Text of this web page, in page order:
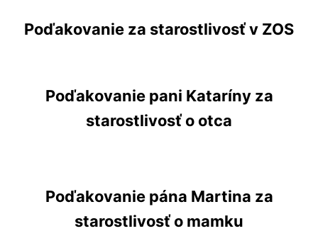
Poďakovanie za starostlivosť v ZOS
Poďakovanie pani Kataríny za
starostlivosť o otca
Poďakovanie pána Martina za
starostlivosť o mamku